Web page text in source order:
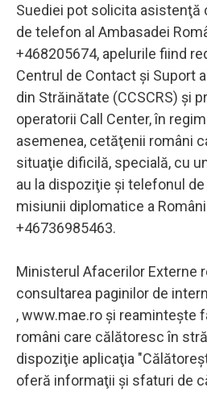
Suediei pot solicita asistenţă
de telefon al Ambasadei
+468205674, apelurile fiind
Centrul de Contact şi Suport
din Străinătate (CCSCRS) şi
operatorii Call Center, în
asemenea, cetăţenii români
situaţie dificilă, specială, cu
au la dispoziţie şi telefonul
misiunii diplomatice a
+46736985463.
Ministerul Afacerilor Externe
consultarea paginilor de
, www.mae.ro şi reaminteşte
români care călătoresc în
dispoziţie aplicaţia
oferă informaţii şi sfaturi de